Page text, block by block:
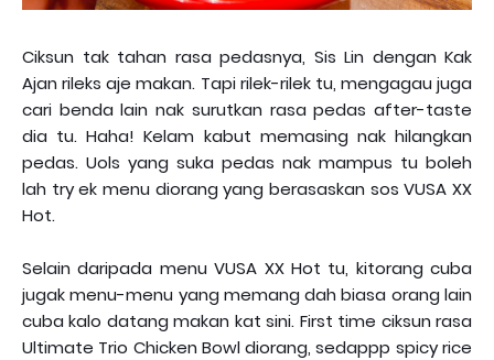
Ciksun tak tahan rasa pedasnya, Sis Lin dengan Kak
Ajan rileks aje makan. Tapi rilek-rilek tu, mengagau juga
cari benda lain nak surutkan rasa pedas after-taste
dia tu. Haha! Kelam kabut memasing nak hilangkan
pedas. Uols yang suka pedas nak mampus tu boleh
lah try ek menu diorang yang berasaskan sos VUSA XX
Hot.
Selain daripada menu VUSA XX Hot tu, kitorang cuba
jugak menu-menu yang memang dah biasa orang lain
cuba kalo datang makan kat sini. First time ciksun rasa
Ultimate Trio Chicken Bowl diorang, sedappp spicy rice